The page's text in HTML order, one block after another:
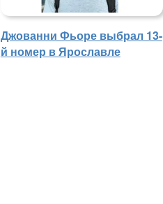
Джованни Фьоре выбрал 13-
й номер в Ярославле